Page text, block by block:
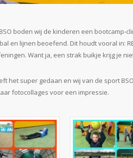
boden wij de kinderen een bootcamp-
en lijnen beoefend. Dit houdt vooral in:
Want ja, een strak buikje krijg je
het super gedaan en wij van de sport
fotocollages voor een impressie.